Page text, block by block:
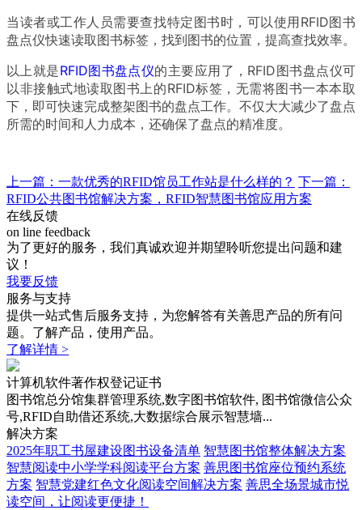
当读者或工作人员需要查找特定图书时，可以使用RFID图书
盘点仪快速读取图书标签，找到图书的位置，提高查找效率。
以上就是RFID图书盘点仪的主要应用了，RFID图书盘点仪可
以非接触式地读取图书上的RFID标签，无需将图书一本本取
下，即可快速完成整架图书的盘点工作。不仅大大减少了盘点
所需的时间和人力成本，还确保了盘点的精准度。
上一篇：一款优秀的RFID馆员工作站是什么样的？ 下一篇：
RFID公共图书馆解决方案，RFID智慧图书馆应用方案
在线反馈
on line feedback
为了更好的服务，我们真诚欢迎并期望聆听您提出问题和建
议！
我要反馈
服务与支持
提供一站式售后服务支持，为您解答有关善思产品的所有问
题。了解产品，使用产品。
了解详情 >
计算机软件著作权登记证书
图书馆总分馆集群管理系统,数字图书馆软件, 图书馆微信公众
号,RFID自助借还系统,大数据综合展示智慧墙...
解决方案
2025年职工书屋建设图书设备清单 智慧图书馆整体解决方案
智慧阅读中小学学科阅读平台方案 善思图书馆座位预约系统
方案 智慧党建红色文化阅读空间解决方案 善思全场景城市悦
读空间，让阅读更便捷！